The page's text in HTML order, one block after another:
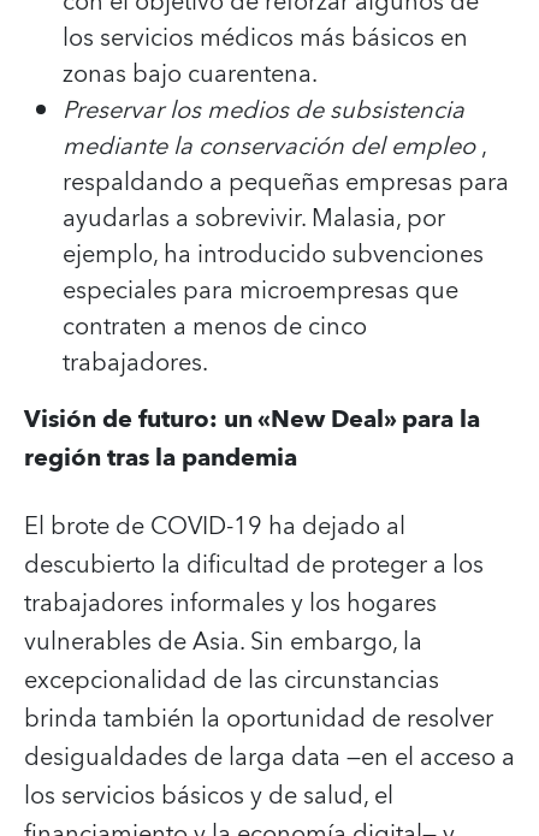
los servicios médicos más básicos en
zonas bajo cuarentena.
Preservar los medios de subsistencia
mediante la conservación del empleo,
respaldando a pequeñas empresas para
ayudarlas a sobrevivir. Malasia, por
ejemplo, ha introducido subvenciones
especiales para microempresas que
contraten a menos de cinco
trabajadores.
Visión de futuro: un «New Deal» para la
región tras la pandemia
El brote de COVID-19 ha dejado al
descubierto la dificultad de proteger a los
trabajadores informales y los hogares
vulnerables de Asia. Sin embargo, la
excepcionalidad de las circunstancias
brinda también la oportunidad de resolver
desigualdades de larga data —en el acceso a
los servicios básicos y de salud, el